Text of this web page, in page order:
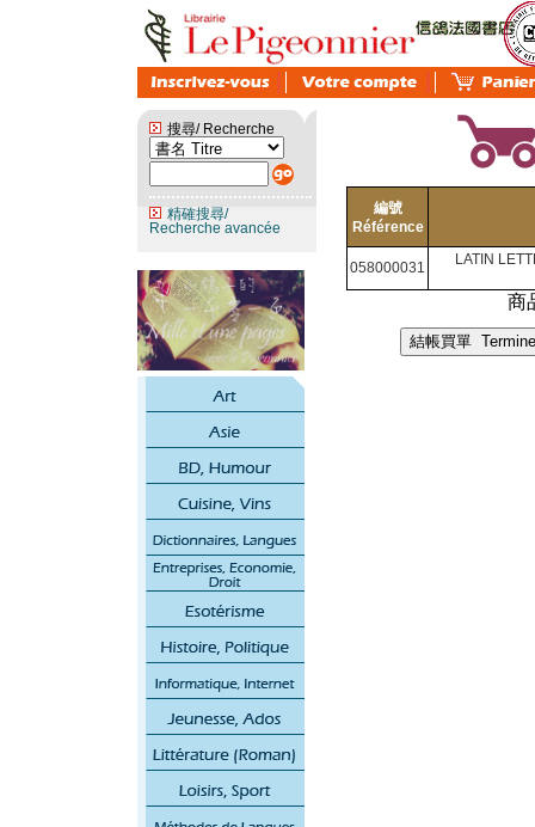
搜尋/ Recherche
精確搜尋/
Recherche avancée
編號
Référence
058000031 LATIN
商